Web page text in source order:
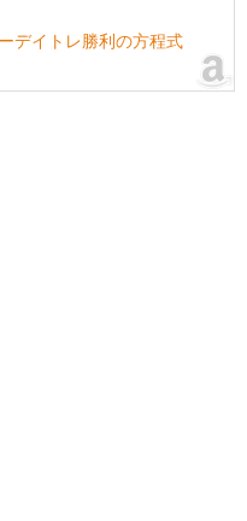
デイトレ勝利の方程式